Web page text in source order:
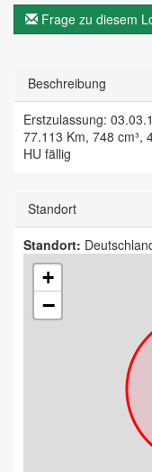
Frage zu diesem
Beschreibung
Erstzulassung:
77.113 Km, 748 cm³,
HU fällig
Standort
Standort:
+
−